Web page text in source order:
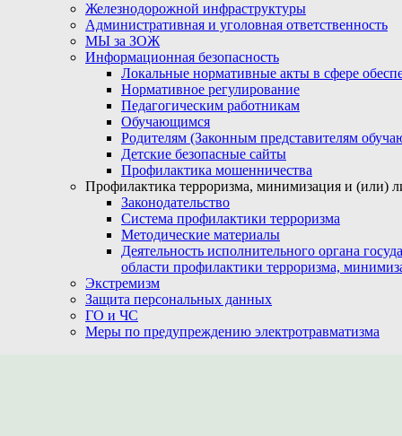
Железнодорожной инфраструктуры
Административная и уголовная ответственность
МЫ за ЗОЖ
Информационная безопасность
Локальные нормативные акты в сфере
Нормативное регулирование
Педагогическим работникам
Обучающимся
Родителям (Законным представителям
Детские безопасные сайты
Профилактика мошенничества
Профилактика терроризма, минимизация и (или)
Законодательство
Система профилактики терроризма
Методические материалы
Деятельность исполнительного органа
области профилактики терроризма,
Экстремизм
Защита персональных данных
ГО и ЧС
Меры по предупреждению электротравматизма